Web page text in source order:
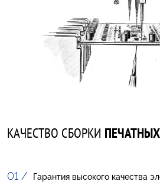
КАЧЕСТВО СБОРКИ
Гарантия высокого качества